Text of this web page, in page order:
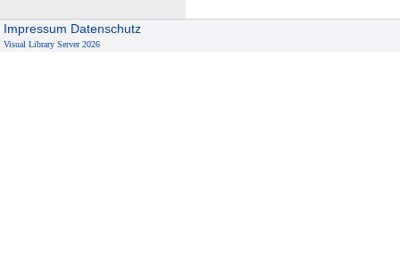
Impressum Datenschutz
Visual Library Server 2026